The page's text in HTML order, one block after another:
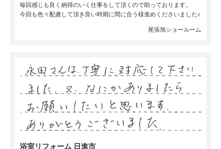
毎回感じも良く納得のいく仕事をして頂くので助っております。
今回も色々配慮して頂き良い時期に間に合う様進めくださいました♪
尾張旭ショールーム
浴室リフォーム 日進市